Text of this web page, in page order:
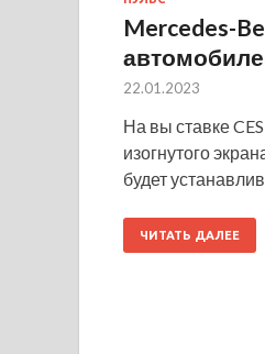
Mercedes-
22.01.2023
На вы ставке
изогнутого
будет
ЧИТАТЬ ДАЛЕЕ